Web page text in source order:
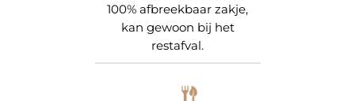
100% afbreekbaar zakje,
kan gewoon bij het
restafval.